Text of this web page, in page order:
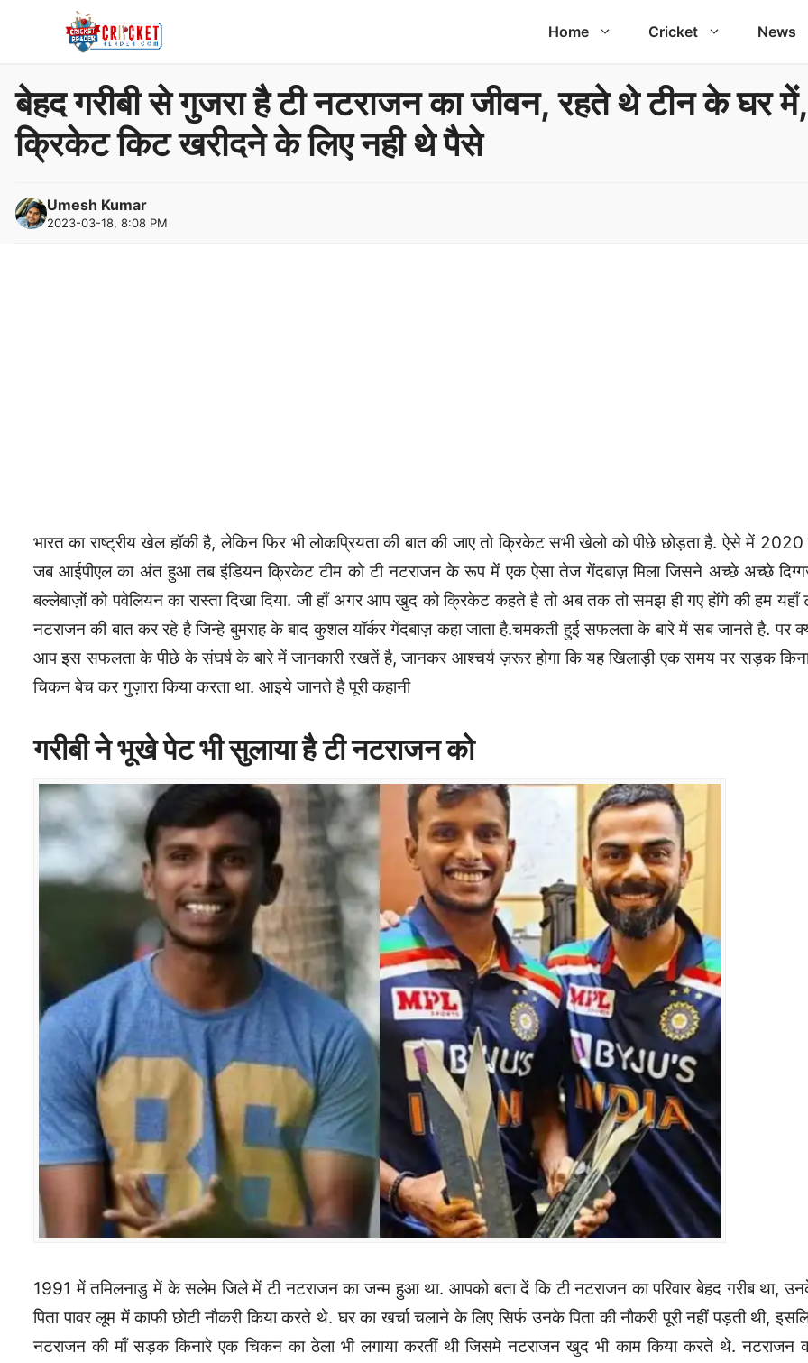
Home Cricket News
बेहद गरीबी से गुजरा है टी नटराजन का जीवन, रहते थे टीन के घर
क्रिकेट किट खरीदने के लिए नही थे पैसे
Umesh Kumar
2023-03-18, 8:08 PM
भारत का राष्ट्रीय खेल हॉकी है, लेकिन फिर भी लोकप्रियता की बात की जाए तो क्रिकेट सभी खेलो को पीछे छोड़ता है. ऐसे में
जब आईपीएल का अंत हुआ तब इंडियन क्रिकेट टीम को टी नटराजन के रूप में एक ऐसा तेज गेंदबाज़ मिला जिसने अच्छे अच्छे
बल्लेबाज़ों को पवेलियन का रास्ता दिखा दिया. जी हाँ अगर आप खुद को क्रिकेट कहते है तो अब तक तो समझ ही गए होंगे की हम यहाँ
नटराजन की बात कर रहे है जिन्हे बुमराह के बाद कुशल यॉर्कर गेंदबाज़ कहा जाता है.चमकती हुई सफलता के बारे में सब जानते है. पर
आप इस सफलता के पीछे के संघर्ष के बारे में जानकारी रखतें है, जानकर आश्चर्य ज़रूर होगा कि यह खिलाड़ी एक समय पर सड़क
चिकन बेच कर गुज़ारा किया करता था. आइये जानते है पूरी कहानी
गरीबी ने भूखे पेट भी सुलाया है टी नटराजन को
1991 में तमिलनाडु में के सलेम जिले में टी नटराजन का जन्म हुआ था. आपको बता दें कि टी नटराजन का परिवार बेहद गरीब था,
पिता पावर लूम में काफी छोटी नौकरी किया करते थे. घर का खर्चा चलाने के लिए सिर्फ उनके पिता की नौकरी पूरी नहीं पड़ती थी,
नटराजन की माँ सड़क किनारे एक चिकन का ठेला भी लगाया करतीं थी जिसमे नटराजन खुद भी काम किया करते थे. नटराजन